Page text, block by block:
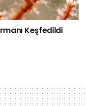
Keşfedildi